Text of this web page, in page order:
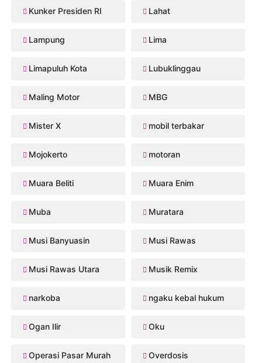
Kunker Presiden RI Lahat
Lampung Lima
Limapuluh Kota Lubuklinggau
Maling Motor MBG
Mister X mobil terbakar
Mojokerto motoran
Muara Beliti Muara Enim
Muba Muratara
Musi Banyuasin Musi Rawas
Musi Rawas Utara Musik Remix
narkoba ngaku kebal hukum
Ogan Ilir Oku
Operasi Pasar Murah Overdosis